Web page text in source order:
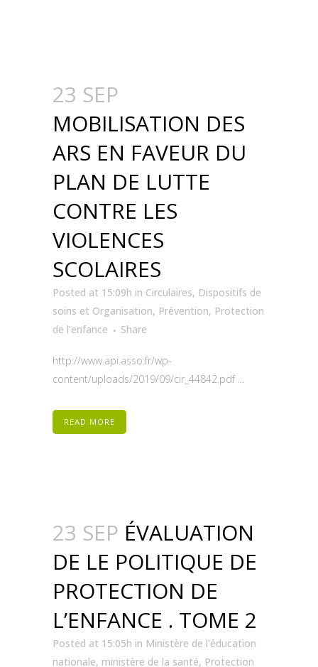
23 SEP
MOBILISATION DES
ARS EN FAVEUR DU
PLAN DE LUTTE
CONTRE LES
VIOLENCES
SCOLAIRES
Posted at 15:09h in Circulaires, Dispositifs de
soins et Organisation, Prévention, Protection
de l'enfance
Share
http://www.api.asso.fr/wp-
content/uploads/2019/09/cir_44842.pdf ...
READ MORE
23 SEP ÉVALUATION
DE LE POLITIQUE DE
PROTECTION DE
L’ENFANCE . TOME 2
Posted at 15:05h in Ministère de l'éducation
nationale, ministère de la santé, Protection